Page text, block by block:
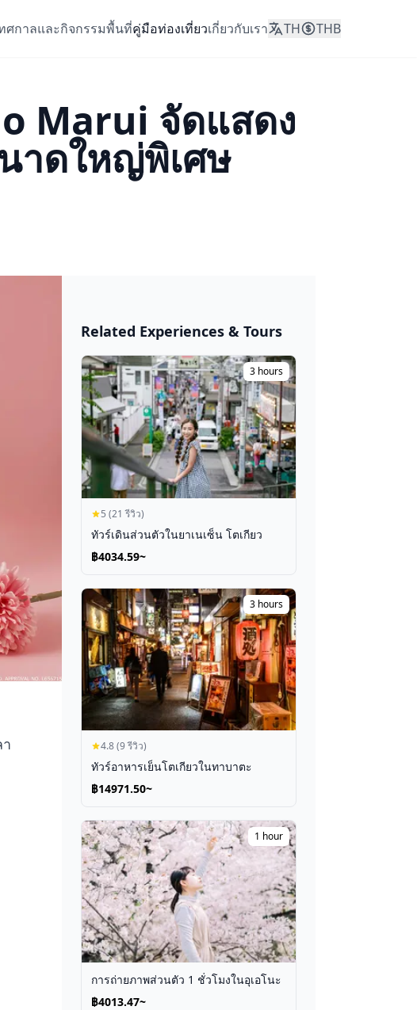
ศกาลและกิจกรรมพื้นที่คู่มือท่องเที่ยวเกี่ยวกับเรา TH THB
Marui จัดแสดง
าดใหญ่พิเศษ
🎆 มัตสึริและ
เทศกาล
ดูตั๋ว
Related Experiences & Tours
3 hours
5 (21 รีวิว)
ทัวร์เดินส่วนตัวในยาเนเซ็น โตเกียว
฿4034.59~
3 hours
4.8 (9 รีวิว)
ทัวร์อาหารเย็นโตเกียวในทาบาตะ
฿14971.50~
1 hour
การถ่ายภาพส่วนตัว 1 ชั่วโมงในอุเอโนะ
฿4013.47~